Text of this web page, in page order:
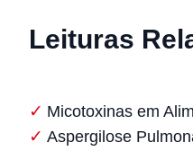
Leituras
Micotoxinas em
Aspergilose